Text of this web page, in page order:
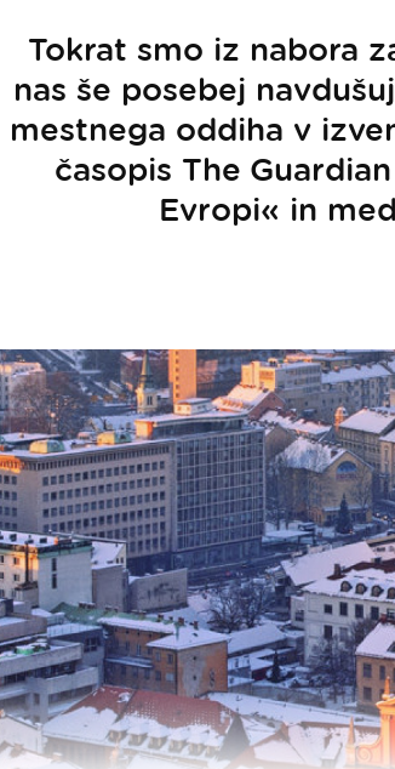
Tokrat smo iz nabora
nas še posebej
mestnega oddiha v
časopis The
Evropi« in